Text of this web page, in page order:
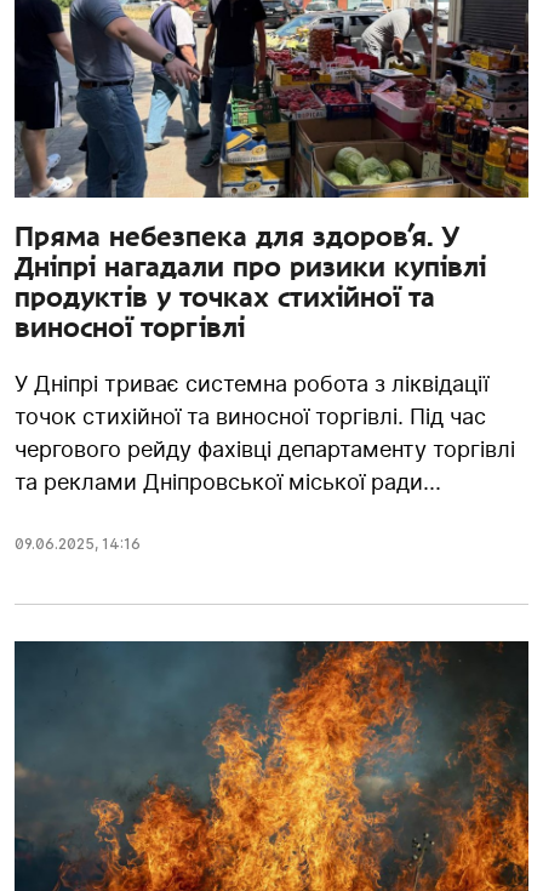
Пряма небезпека для здоров’я. У
Дніпрі нагадали про ризики купівлі
продуктів у точках стихійної та
виносної торгівлі
У Дніпрі триває системна робота з ліквідації
точок стихійної та виносної торгівлі. Під час
чергового рейду фахівці департаменту торгівлі
та реклами Дніпровської міської ради...
09.06.2025, 14:16